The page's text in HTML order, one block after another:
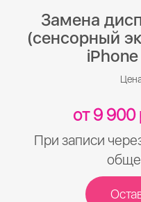
Замена
(сенсорный
от 9 900
При записи